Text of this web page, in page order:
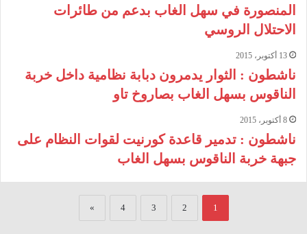
المنصورة في سهل الغاب بدعم من طائرات
الاحتلال الروسي
13 أكتوبر، 2015
ناشطون : الثوار يدمرون دبابة نظامية داخل خربة
الناقوس بسهل الغاب بصاروخ تاو
8 أكتوبر، 2015
ناشطون : تدمير قاعدة كورنيت لقوات النظام على
جبهة خربة الناقوس بسهل الغاب
1
2
3
4
»